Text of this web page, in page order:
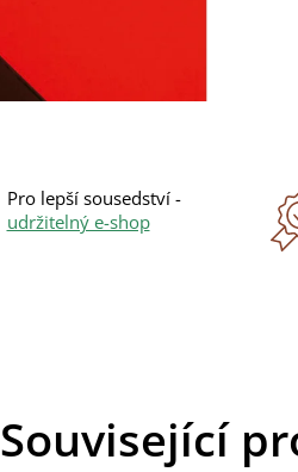
Pro lepší sousedství -
udržitelný e-shop
Související